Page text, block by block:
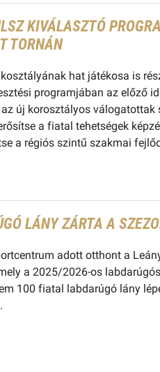
KIVÁLASZTÓ
TORNÁN
hat játékosa is
programjában az előző
új korosztályos válogatottak
a fiatal tehetségek
a régiós szintű szakmai
LÁNY ZÁRTA A
adott otthont a
a 2025/2026-os
100 fiatal labdarúgó lány